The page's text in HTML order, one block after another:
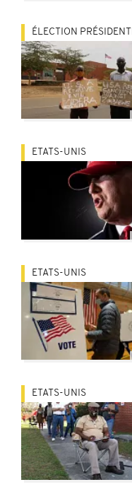
ÉLECTION
ETATS-UNIS
ETATS-UNIS
ETATS-UNIS